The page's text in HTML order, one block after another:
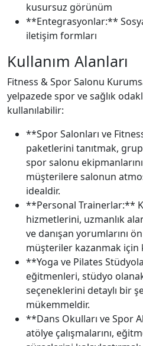
kusursuz görünüm
**Entegrasyonlar:**
iletişim formları
Kullanım Alanları
Fitness & Spor Salonu
yelpazede spor ve sağlık
kullanılabilir:
**Spor Salonları ve
paketlerini tanıtmak,
spor salonu
müşterilere salonun
idealdir.
**Personal Trainerlar:**
hizmetlerini, uzmanlık
ve danışan yorumlarını
müşteriler kazanmak için
**Yoga ve Pilates
eğitmenleri, stüdyo
seçeneklerini detaylı bir
mükemmeldir.
**Dans Okulları ve Spor
atölye çalışmalarını,